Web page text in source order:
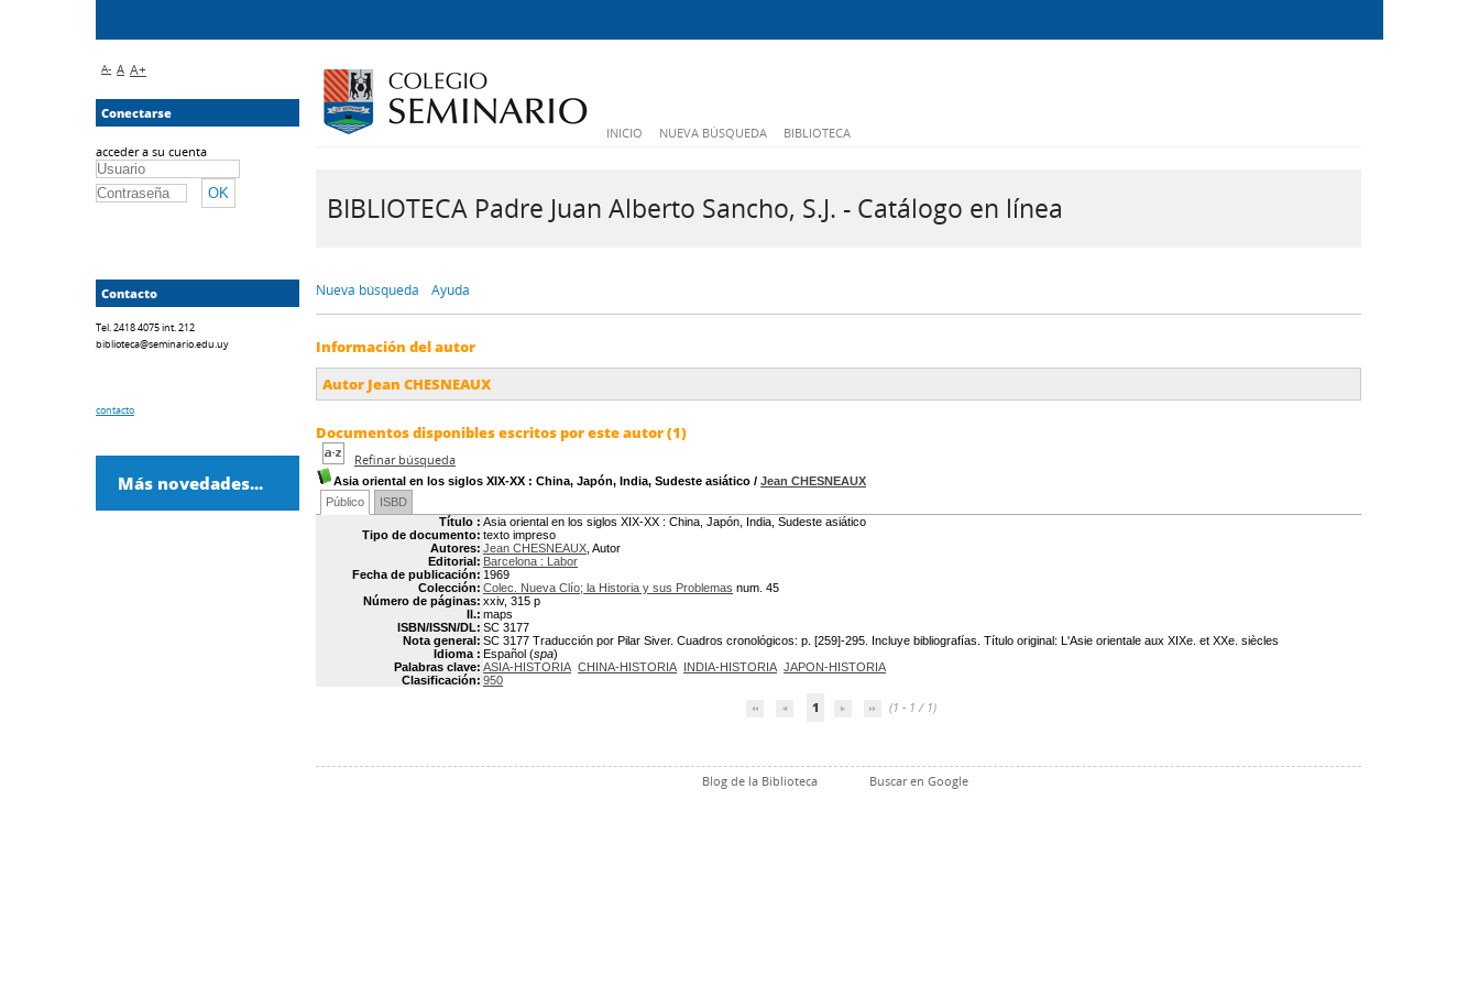
INICIO NUEVA BÚSQUEDA BIBLIOTECA
BIBLIOTECA Padre Juan Alberto Sancho, S.J. - Catálogo en línea
Nueva búsqueda Ayuda
Información del autor
Autor Jean CHESNEAUX
Documentos disponibles escritos por este autor (1)
Refinar búsqueda
Asia oriental en los siglos XIX-XX : China, Japón, India, Sudeste asiático / Jean CHESNEAUX
Público
ISBD
Título : Asia oriental en los siglos XIX-XX : China, Japón, India, Sudeste asiático
Tipo de documento: texto impreso
Autores: Jean CHESNEAUX , Autor
Editorial: Barcelona : Labor
Fecha de publicación: 1969
Colección: Colec. Nueva Clío; la Historia y sus Problemas num. 45
Número de páginas: xxiv, 315 p
Il.: maps
ISBN/ISSN/DL: SC 3177
Nota general: SC 3177 Traducción por Pilar Siver. Cuadros cronológicos: p. [259]-295. Incluye bibliografías. Título original: L'Asie orientale aux XIXe. et XXe. siècles
Idioma : Español (spa)
Palabras clave: ASIA-HISTORIA CHINA-HISTORIA INDIA-HISTORIA JAPON-HISTORIA
Clasificación: 950
1 (1 - 1 / 1)
Blog de la Biblioteca Buscar en Google
A- A A+
Conectarse
acceder a su cuenta
Contacto
Tel. 2418 4075 int. 212
biblioteca@seminario.edu.uy
contacto
Más novedades...